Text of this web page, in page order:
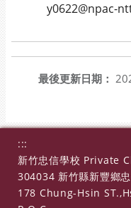
y0622@npac-
最後更新日期：
:::
新竹忠信學校 Private
304034 新竹縣新豐鄉
178 Chung-Hsin